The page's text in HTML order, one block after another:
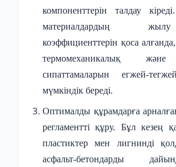
компоненттерін талдау
материалдардың
коэффициенттерін қоса
термомеханикалық
сипаттамаларын егжей-
мүмкіндік береді.
Оптималды құрамдарға
регламентті құру. Бұл кезең
пластиктер мен лигнинді
асфальт-бетондарды